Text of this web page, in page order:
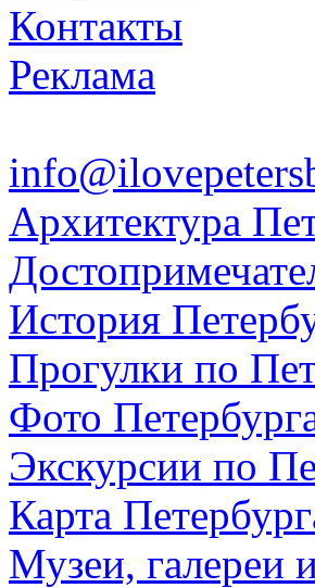
Контакты
Реклама
Архитектура
История
Прогулки по
Фото
Экскурсии по
Карта
Музеи, галереи